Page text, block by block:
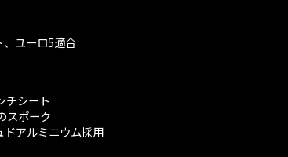
ユーロ5適合
チシート
スポーク
ドアルミニウム採用